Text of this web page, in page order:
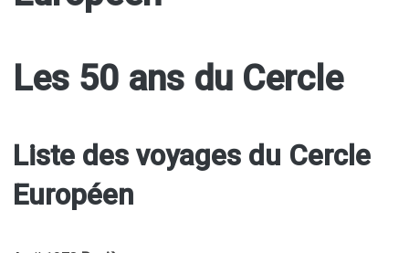
Les 50 ans du Cercle
Liste des voyages du Cercle
Européen